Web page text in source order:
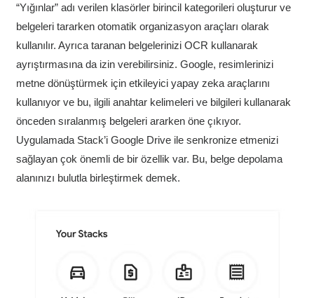
“Yığınlar” adı verilen klasörler birincil kategorileri oluşturur ve
belgeleri tararken otomatik organizasyon araçları olarak
kullanılır. Ayrıca taranan belgelerinizi OCR kullanarak
ayrıştırmasına da izin verebilirsiniz. Google, resimlerinizi
metne dönüştürmek için etkileyici yapay zeka araçlarını
kullanıyor ve bu, ilgili anahtar kelimeleri ve bilgileri kullanarak
önceden sıralanmış belgeleri ararken öne çıkıyor.
Uygulamada Stack’i Google Drive ile senkronize etmenizi
sağlayan çok önemli de bir özellik var. Bu, belge depolama
alanınızı bulutla birleştirmek demek.